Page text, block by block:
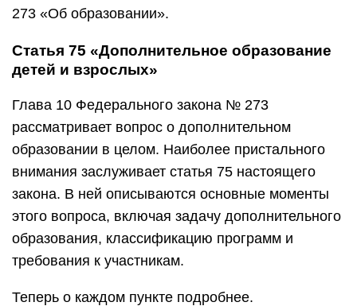
273 «Об образовании».
Статья 75 «Дополнительное образование
детей и взрослых»
Глава 10 Федерального закона № 273
рассматривает вопрос о дополнительном
образовании в целом. Наиболее пристального
внимания заслуживает статья 75 настоящего
закона. В ней описываются основные моменты
этого вопроса, включая задачу дополнительного
образования, классификацию программ и
требования к участникам.
Теперь о каждом пункте подробнее.